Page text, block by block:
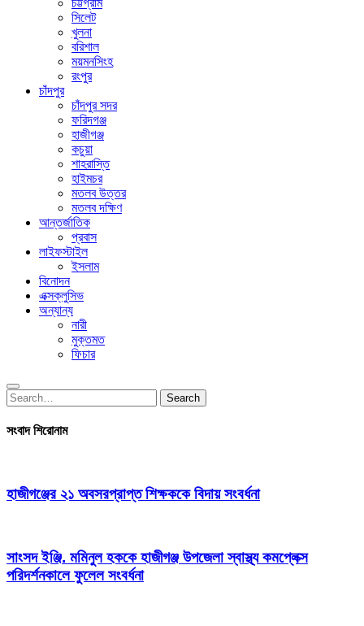
চট্টগ্রাম
সিলেট
খুলনা
বরিশাল
ময়মনসিংহ
রংপুর
চাঁদপুর
চাঁদপুর সদর
ফরিদগঞ্জ
হাজীগঞ্জ
কচুয়া
শাহরাস্তি
হাইমচর
মতলব উত্তর
মতলব দক্ষিণ
আন্তর্জাতিক
প্রবাস
লাইফস্টাইল
ইসলাম
বিনোদন
এক্সক্লুসিভ
অন্যান্য
নারী
মুক্তমত
ফিচার
Search
for:
Search
সংবাদ শিরোনাম
হাজীগঞ্জের ২১ অবসরপ্রাপ্ত শিক্ষককে বিদায় সংবর্ধনা
সাংসদ ইঞ্জি. মমিনুল হককে হাজীগঞ্জ উপজেলা স্বাস্থ্য কমপ্লেক্স
পরিদর্শনকালে ফুলেল সংবর্ধনা